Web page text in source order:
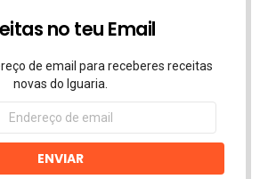
no teu Email
de email para receberes receitas
novas do Iguaria.
ENVIAR